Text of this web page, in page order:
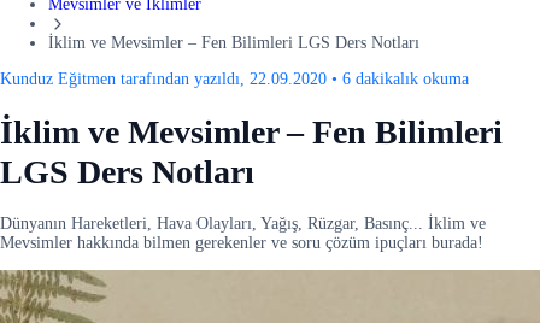
Mevsimler ve İklimler
İklim ve Mevsimler – Fen Bilimleri LGS Ders Notları
Kunduz Eğitmen tarafından yazıldı, 22.09.2020 • 6 dakikalık okuma
İklim ve Mevsimler – Fen Bilimleri
LGS Ders Notları
Dünyanın Hareketleri, Hava Olayları, Yağış, Rüzgar, Basınç... İklim ve
Mevsimler hakkında bilmen gerekenler ve soru çözüm ipuçları burada!